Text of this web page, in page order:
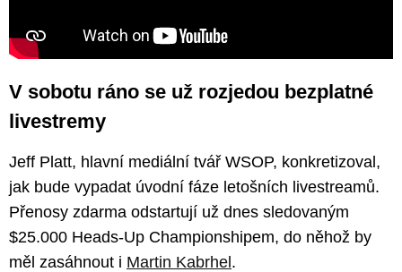
V sobotu ráno se už rozjedou bezplatné
livestremy
Jeff Platt, hlavní mediální tvář WSOP, konkretizoval,
jak bude vypadat úvodní fáze letošních livestreamů.
Přenosy zdarma odstartují už dnes sledovaným
$25.000 Heads-Up Championshipem, do něhož by
měl zasáhnout i Martin Kabrhel.